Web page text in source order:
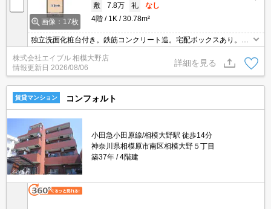
画像：17枚
敷
7.8万 礼
なし
4階
1K 30.78m²
独立洗面化粧台付き。鉄筋コンクリート造。宅配ボックスあり。
「エイブル学割」で仲介手数料家賃の0.55ヶ月分より10％ＯＦＦ。
新生活のスタートはここから。あなたの新生活応援します！。オン
ライン対応可。
株式会社エイブル 相模大野店
情報更新日 2026/08/06
詳細を見る
賃貸マンション コンフォルト
小田急小田原線/相模大野駅 徒歩14分
神奈川県相模原市南区相模大野５丁目
築37年
4階建